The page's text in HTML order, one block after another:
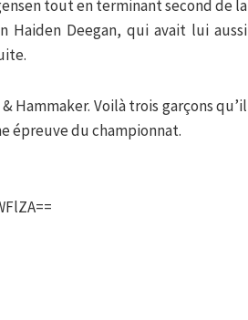
tout en terminant second de la
Haiden Deegan, qui avait lui aussi
Hammaker. Voilà trois garçons qu’il
épreuve du championnat.